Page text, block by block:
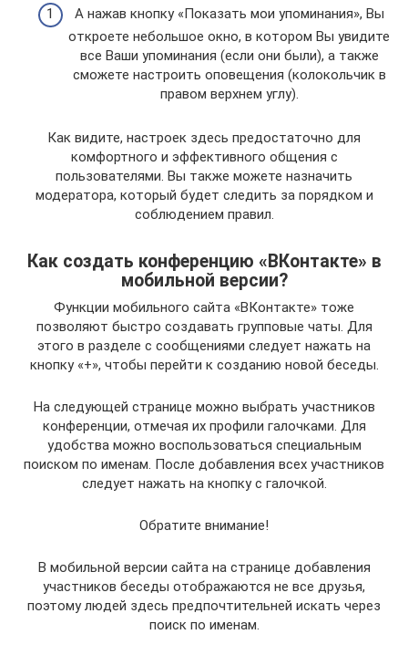
А нажав кнопку «Показать мои упоминания», Вы
откроете небольшое окно, в котором Вы увидите
все Ваши упоминания (если они были), а также
сможете настроить оповещения (колокольчик в
правом верхнем углу).
Как видите, настроек здесь предостаточно для
комфортного и эффективного общения с
пользователями. Вы также можете назначить
модератора, который будет следить за порядком и
соблюдением правил.
Как создать конференцию «ВКонтакте» в
мобильной версии?
Функции мобильного сайта «ВКонтакте» тоже
позволяют быстро создавать групповые чаты. Для
этого в разделе с сообщениями следует нажать на
кнопку «+», чтобы перейти к созданию новой беседы.
На следующей странице можно выбрать участников
конференции, отмечая их профили галочками. Для
удобства можно воспользоваться специальным
поиском по именам. После добавления всех участников
следует нажать на кнопку с галочкой.
Обратите внимание!
В мобильной версии сайта на странице добавления
участников беседы отображаются не все друзья,
поэтому людей здесь предпочтительней искать через
поиск по именам.